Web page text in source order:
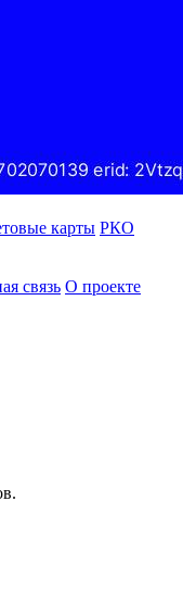
карты РКО
связь О проекте